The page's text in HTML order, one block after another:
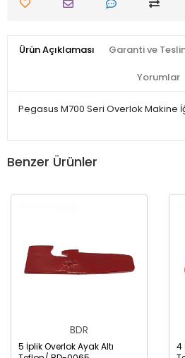
Ürün Açıklaması Garanti ve
Yorumlar
Pegasus M700 Seri Overlok Makine
Benzer Ürünler
BDR
5 İplik Overlok Ayak Altı
4